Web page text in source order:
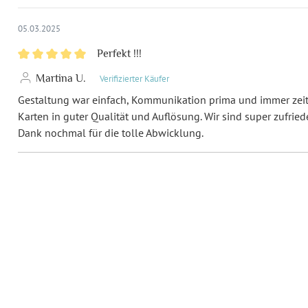
Einladungskarten rechtzeitig
Highlights:
Inklusiv-Leistungen:
05.03.2025
Perfekt !!!
Martina U.
Verifizierter Käufer
Gestaltung war einfach, Kommunikation prima und immer
Karten in guter Qualität und Auflösung. Wir sind super
Dank nochmal für die tolle Abwicklung.